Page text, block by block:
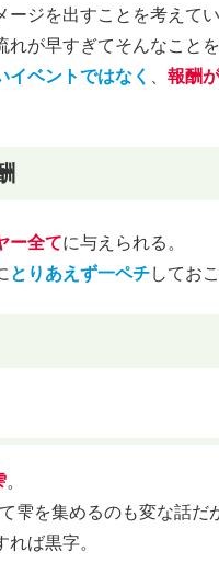
ージを出すことを考えて
れが早すぎてそんなこと
イベントではなく
報酬
ー全てに与えられる。
とりあえず一ペチしておこ
。
雫を集めるのも変な話だ
れば黒字。